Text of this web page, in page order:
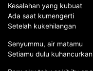
Kesalahan yang kubuat
Ada saat kumengerti
Setelah kukehilangan
Senyummu, air matamu
Setiamu dulu kuhancurkan